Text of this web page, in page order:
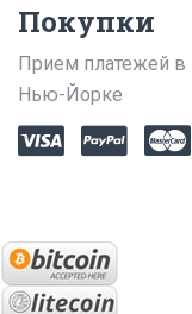
Покупки
Прием платежей в
Нью-Йорке